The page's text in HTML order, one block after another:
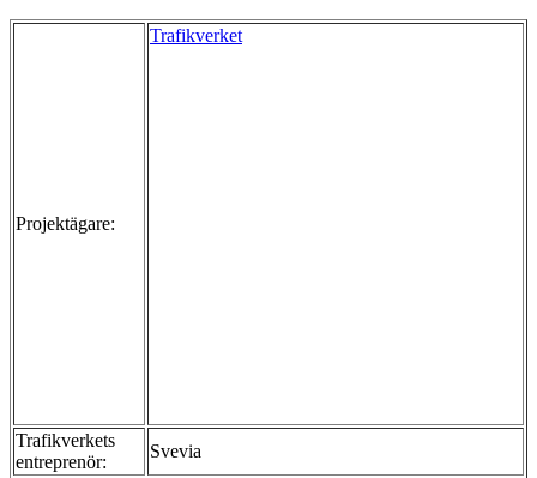
Projektägare:
Trafikverket
Trafikverkets
entreprenör:
Svevia